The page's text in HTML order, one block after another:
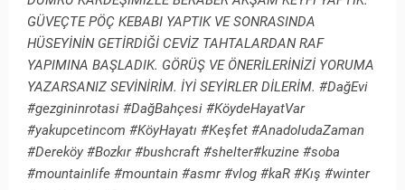
GÜVEÇTE PÖÇ KEBABI YAPTIK VE SONRASINDA
HÜSEYİNİN GETİRDİĞİ CEVİZ TAHTALARDAN RAF
YAPIMINA BAŞLADIK. GÖRÜŞ VE ÖNERİLERİNİZİ YORUMA
YAZARSANIZ SEVİNİRİM. İYİ SEYİRLER DİLERİM. #DağEvi
#gezgininrotasi #DağBahçesi #KöydeHayatVar
#yakupcetincom #KöyHayatı #Keşfet #AnadoludaZaman
#Dereköy #Bozkır #bushcraft #shelter#kuzine #soba
#mountainlife #mountain #asmr #vlog #kaR #Kış #winter